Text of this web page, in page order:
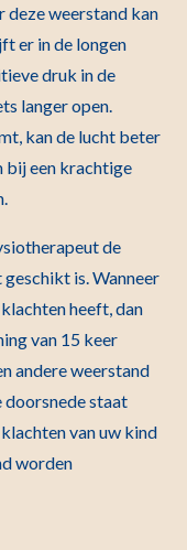
deze weerstand kan
er in de longen
druk in de
langer open.
kan de lucht beter
bij een krachtige
de
is. Wanneer
heeft, dan
van 15 keer
andere weerstand
doorsnede staat
van uw kind
worden